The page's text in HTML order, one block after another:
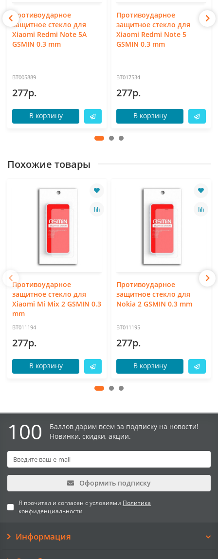
Противоударное
защитное стекло для
Xiaomi Redmi Note 5A
GSMIN 0.3 mm
BT005889
277р.
В корзину
Противоударное
защитное стекло для
Xiaomi Redmi Note 5
GSMIN 0.3 mm
BT017534
277р.
В корзину
Похожие товары
Противоударное
защитное стекло для
Xiaomi Mi Mix 2 GSMIN 0.3
mm
BT011194
277р.
В корзину
Противоударное
защитное стекло для
Nokia 2 GSMIN 0.3 mm
BT011195
277р.
В корзину
100
Баллов дарим всем за подписку на новости!
Новинки, скидки, акции.
Оформить подписку
Я прочитал и согласен с условиями Политика
конфиденциальности
Информация